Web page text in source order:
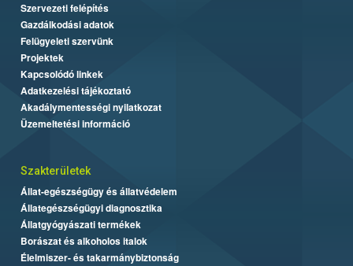
Szervezeti felépítés
Gazdálkodási adatok
Felügyeleti szervünk
Projektek
Kapcsolódó linkek
Adatkezelési tájékoztató
Akadálymentességi nyilatkozat
Üzemeltetési információ
Szakterületek
Állat-egészségügy és állatvédelem
Állategészségügyi diagnosztika
Állatgyógyászati termékek
Borászat és alkoholos italok
Élelmiszer- és takarmánybiztonság